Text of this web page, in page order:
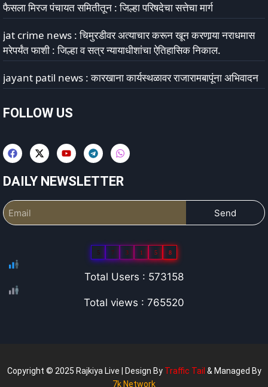
फैसला मिरज पंचायत समितीतून : जिल्हा परिषदेचा सत्तेचा मार्ग
jat crime news : चिमुरडीवर अत्याचार करून खून करणार्‍या नराधमास
मरेपर्यंत फाशी : जिल्हा व सत्र न्यायाधीशांचा ऐतिहासिक निकाल.
jayant patil news : कारखाना कार्यस्थळावर राजारामबापूंना अभिवादन
FOLLOW US
DAILY NEWSLETTER
Send
5 7 3 1 5 8
Total Users : 573158
Total views : 765520
Copyright © 2025 Rajkiya Live | Design By Traffic Tail & Managed By
7k Network